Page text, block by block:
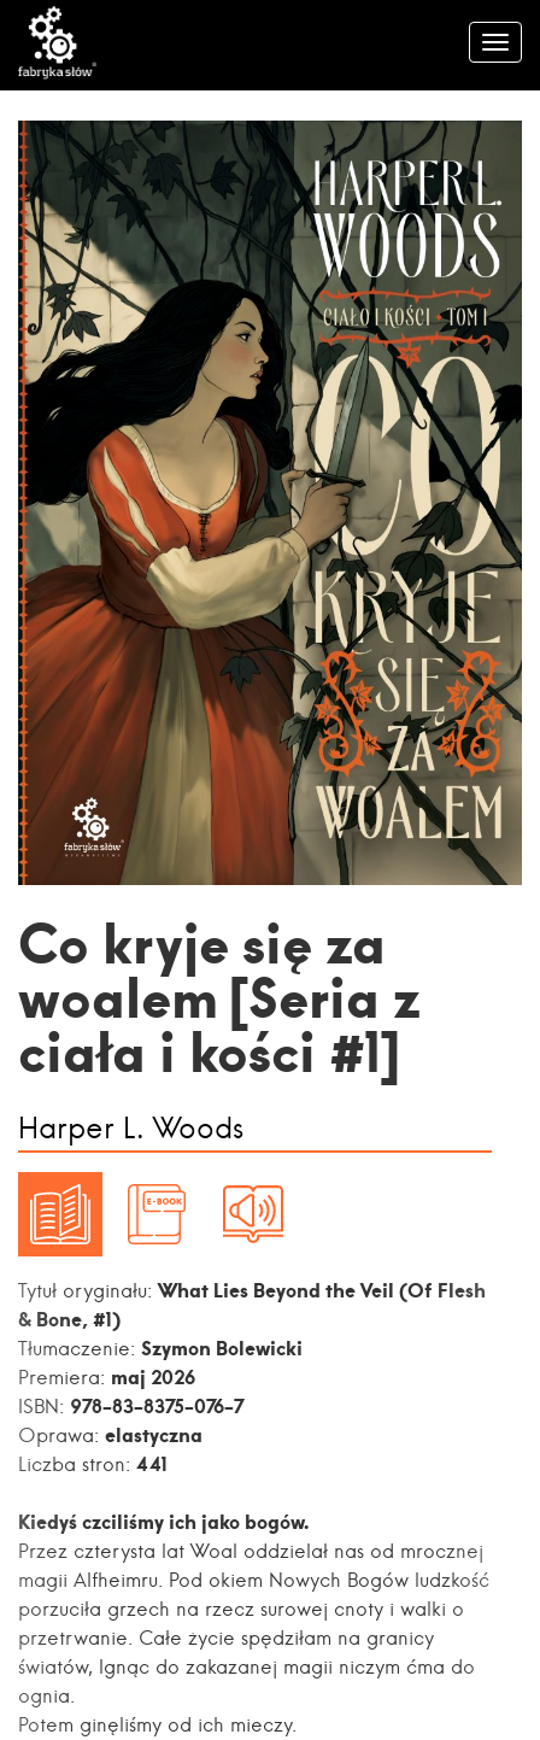
Co kryje się za
woalem [Seria z
ciała i kości #1]
Harper L. Woods
Tytuł oryginału:What Lies Beyond the Veil (Of Flesh
& Bone, #1)
Tłumaczenie: Szymon Bolewicki
Premiera: maj 2026
ISBN: 978-83-8375-076-7
Oprawa: elastyczna
Liczba stron: 441
Kiedyś czciliśmy ich jako bogów.
Przez czterysta lat Woal oddzielał nas od mrocznej
magii Alfheimru. Pod okiem Nowych Bogów ludzkość
porzuciła grzech na rzecz surowej cnoty i walki o
przetrwanie. Całe życie spędziłam na granicy
światów, lgnąc do zakazanej magii niczym ćma do
ognia.
Potem ginęliśmy od ich mieczy.